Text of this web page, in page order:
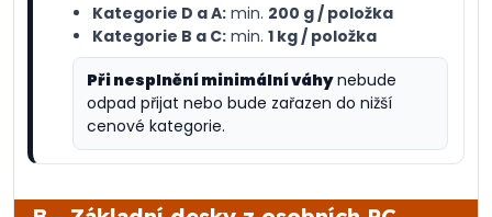
Kategorie D a A: min. 200 g / položka
Kategorie B a C: min. 1 kg / položka
Při nesplnění minimální váhynebude
odpad přijat nebo bude zařazen do nižší
cenové kategorie.